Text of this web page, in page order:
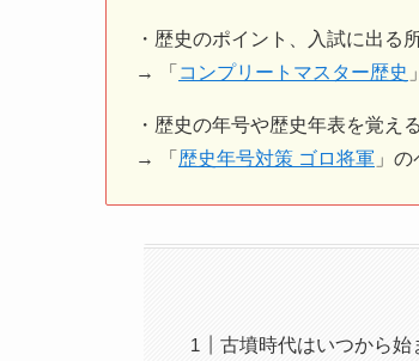
・歴史のポイント、入試に出る
→ 「 コンプリートマスター歴史
・歴史の年号や歴史年表を覚え
→ 「 歴史年号対策 ゴロ将軍 」
古墳時代はいつから始